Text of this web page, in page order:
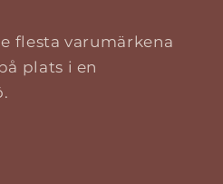
flesta varumärkena
plats i en